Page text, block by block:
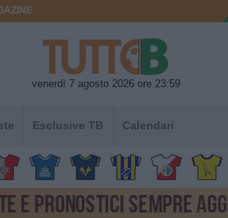
venerdì 7 agosto 2026 ore 23:59
Esclusive TB Calendari